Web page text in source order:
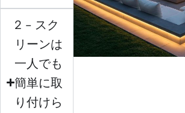
2 - スク
リーンは
一人でも
簡単に取
り付けら